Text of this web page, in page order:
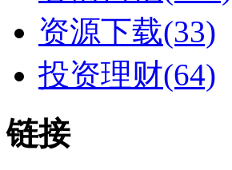
资源下载(33)
投资理财(64)
链接